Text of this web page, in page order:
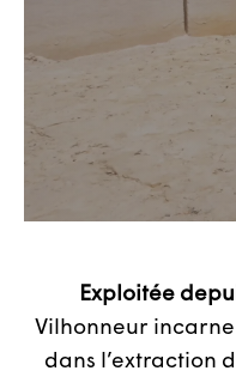
Exploitée
Vilhonneur
dans l’extraction